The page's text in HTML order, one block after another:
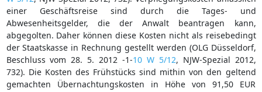
einer Geschäftsreise sind durch die Tages- und
Abwesenheitsgelder, die der Anwalt beantragen kann,
abgegolten. Daher können diese Kosten nicht als reisebedingt
der Staatskasse in Rechnung gestellt werden (OLG Düsseldorf,
Beschluss vom 28. 5. 2012 -1-10 W 5/12, NJW-Spezial 2012,
732). Die Kosten des Frühstücks sind mithin von den geltend
gemachten Übernachtungskosten in Höhe von 91,50 EUR